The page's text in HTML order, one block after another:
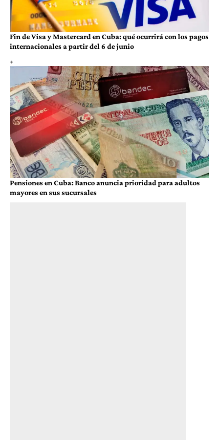
Fin de Visa y Mastercard en Cuba: qué ocurrirá con los pagos
internacionales a partir del 6 de junio
Pensiones en Cuba: Banco anuncia prioridad para adultos
mayores en sus sucursales